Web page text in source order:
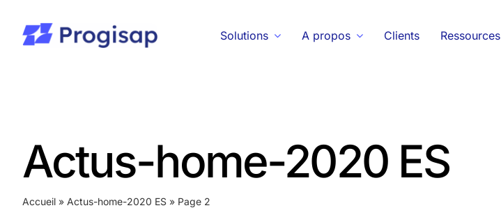
contenu
Solutions A propos Clients Ressources
Actus-home-2020 ES
Accueil» Actus-home-2020 ES» Page 2